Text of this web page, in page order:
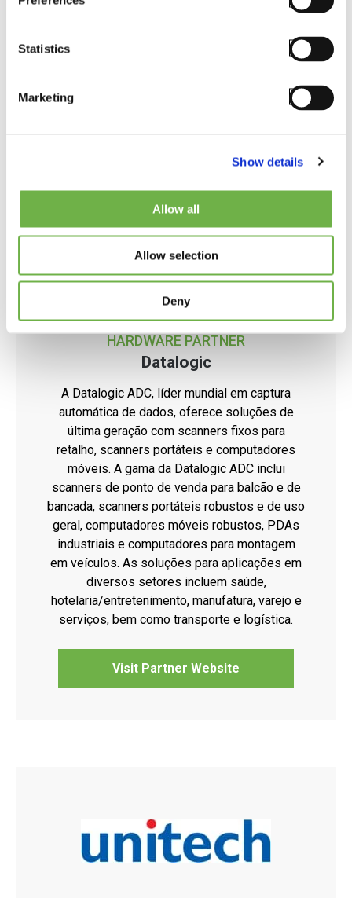
Statistics
Marketing
Show details
Allow all
Allow selection
Deny
solicitações e problemas dos clientes.
HARDWARE PARTNER
Datalogic
A Datalogic ADC, líder mundial em captura
automática de dados, oferece soluções de
última geração com scanners fixos para
retalho, scanners portáteis e computadores
móveis. A gama da Datalogic ADC inclui
scanners de ponto de venda para balcão e de
bancada, scanners portáteis robustos e de uso
geral, computadores móveis robustos, PDAs
industriais e computadores para montagem
em veículos. As soluções para aplicações em
diversos setores incluem saúde,
hotelaria/entretenimento, manufatura, varejo e
serviços, bem como transporte e logística.
Visit Partner Website